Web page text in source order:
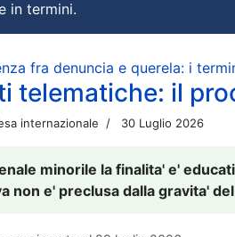
in termini.
fra denuncia e querela: i
telematiche: il
internazionale 30 Luglio 2026
minorile la finalita' e'
non e' preclusa dalla gravita'